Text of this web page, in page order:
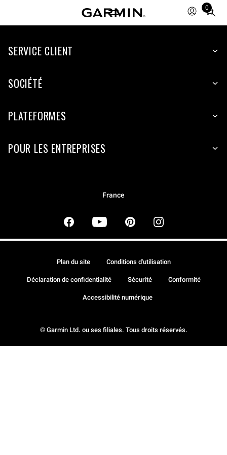
0
Total
items
cart:
SERVICE CLIENT
SOCIÉTÉ
PLATEFORMES
POUR LES ENTREPRISES
France
© Garmin Ltd. ou ses filiales. Tous droits réservés.
Plan du site Conditions d'utilisation
Déclaration de confidentialité Sécurité Conformité
Accessibilité numérique